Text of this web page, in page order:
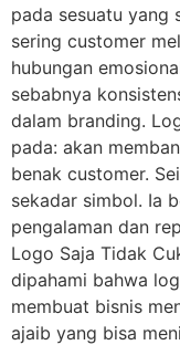
pada sesuatu yang
sering customer
hubungan
sebabnya
dalam branding.
pada: akan
benak customer.
sekadar simbol. Ia
pengalaman dan
Logo Saja Tidak
dipahami bahwa
membuat bisnis
ajaib yang bisa